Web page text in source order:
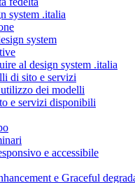
system .italia
system
al design system .italia
di sito e servizi
dei modelli
e servizi disponibili
e accessibile
e Graceful